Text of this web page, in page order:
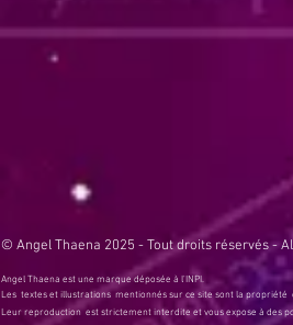
© Angel Thaena 2025 - Tout droits réservés -
Angel Thaena est une marque déposée à l'INPI.
Les textes et illustrations mentionnés sur ce site sont la propriété
Leur reproduction est strictement interdite et vous expose à des